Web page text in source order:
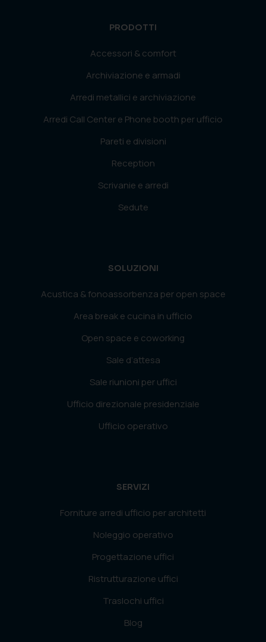
PRODOTTI
Accessori & comfort
Archiviazione e armadi
Arredi metallici e archiviazione
Arredi Call Center e Phone booth per ufficio
Pareti e divisioni
Reception
Scrivanie e arredi
Sedute
SOLUZIONI
Acustica & fonoassorbenza per open space
Area break e cucina in ufficio
Open space e coworking
Sale d’attesa
Sale riunioni per uffici
Ufficio direzionale presidenziale
Ufficio operativo
SERVIZI
Forniture arredi ufficio per architetti
Noleggio operativo
Progettazione uffici
Ristrutturazione uffici
Traslochi uffici
Blog